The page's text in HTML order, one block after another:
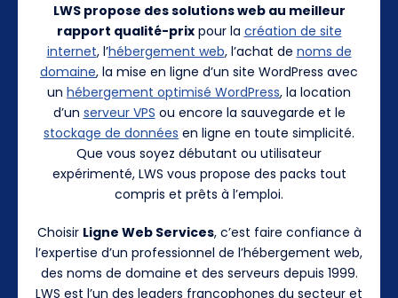
LWS propose des solutions web au meilleur
rapport qualité-prixpour la création de site
internet, l’hébergement web, l’achat de noms de
domaine, la mise en ligne d’un site WordPress avec
un hébergement optimisé WordPress, la location
d’un serveur VPS ou encore la sauvegarde et le
stockage de données en ligne en toute simplicité.
Que vous soyez débutant ou utilisateur
expérimenté, LWS vous propose des packs tout
compris et prêts à l’emploi.
Choisir Ligne Web Services, c’est faire confiance à
l’expertise d’un professionnel de l’hébergement web,
des noms de domaine et des serveurs depuis 1999.
LWS est l’un des leaders francophones du secteur et